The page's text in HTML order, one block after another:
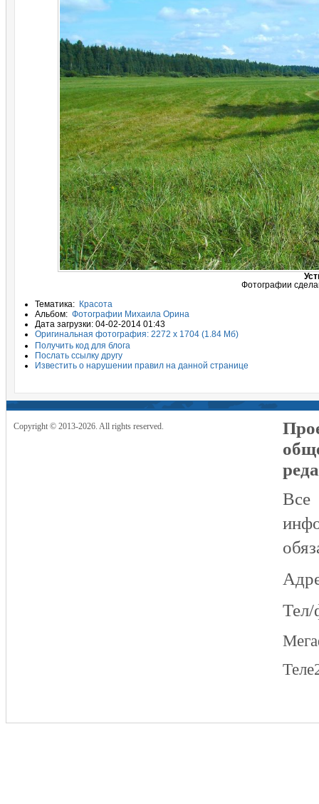
Фотографии
Тематика: Красота
Альбом: Фотографии Михаила Орина
Дата загрузки: 04-02-2014 01:43
Оригинальная фотография: 2272 x 1704 (1.84 Мб)
Получить код для блога
Послать ссылку другу
Известить о нарушении правил на данной странице
Copyright © 2013-2026. All rights reserved.